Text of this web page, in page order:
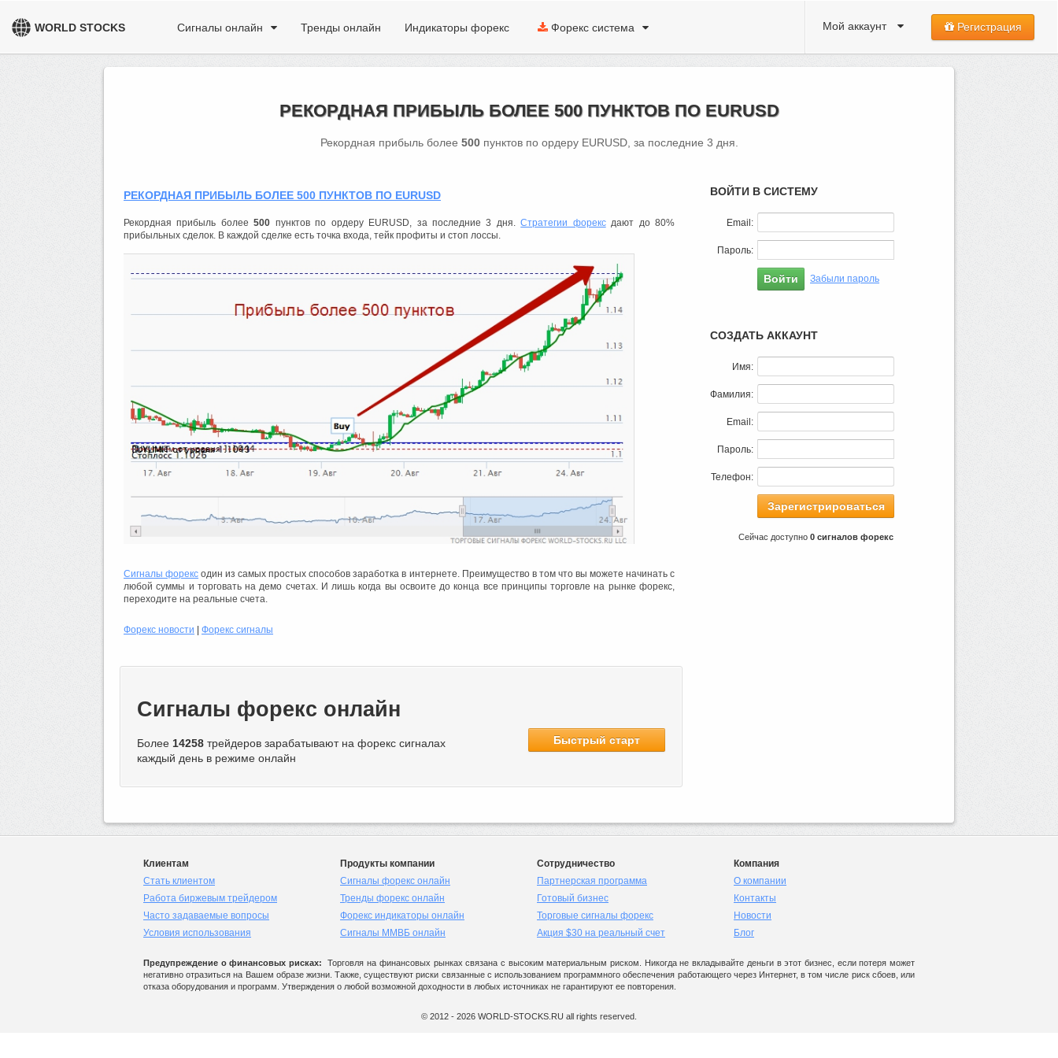
WORLD STOCKS Сигналы онлайн Тренды онлайн Индикаторы форекс Форекс система Регистрация
Мой аккаунт
РЕКОРДНАЯ ПРИБЫЛЬ БОЛЕЕ 500 ПУНКТОВ ПО EURUSD
Рекордная прибыль более 500пунктов по ордеру EURUSD, за последние 3 дня.
РЕКОРДНАЯ ПРИБЫЛЬ БОЛЕЕ 500 ПУНКТОВ ПО EURUSD
Рекордная прибыль более500 пунктов по ордеру EURUSD, за последние 3 дня.Стратегии форексдают до 80%
прибыльных сделок. В каждой сделке есть точка входа, тейк профиты и стоп лоссы.
Сигналы форекс один из самых простых способов заработка в интернете. Преимущество в том что вы можете начинать с
любой суммы и торговать на демо счетах. И лишь когда вы освоите до конца все принципы торговле на рынке форекс,
переходите на реальные счета.
Форекс новости | Форекс сигналы
Сигналы форекс онлайн
Более 14258 трейдеров зарабатывают на форекс сигналах
каждый день в режиме онлайн
ВОЙТИ В СИСТЕМУ
Email:
Пароль:
Забыли пароль
СОЗДАТЬ АККАУНТ
Имя:
Фамилия:
Email:
Пароль:
Телефон:
Сейчас доступно 0 сигналов форекс
Клиентам
Стать клиентом
Работа биржевым трейдером
Часто задаваемые вопросы
Условия использования
Продукты компании
Сигналы форекс онлайн
Тренды форекс онлайн
Форекс индикаторы онлайн
Сигналы ММВБ онлайн
Сотрудничество
Партнерская программа
Готовый бизнес
Торговые сигналы форекс
Акция $30 на реальный счет
Компания
О компании
Контакты
Новости
Блог
Предупреждение о финансовых рисках:
Торговля на финансовых рынках связана с высоким материальным риском. Никогда не вкладывайте деньги в этот бизнес, если потеря может
негативно отразиться на Вашем образе жизни. Также, существуют риски связанные с использованием программного обеспечения работающего через Интернет, в том числе риск сбоев, или
отказа оборудования и программ. Утверждения о любой возможной доходности в любых источниках не гарантируют ее повторения.
© 2012 - 2026 WORLD-STOCKS.RU all rights reserved.